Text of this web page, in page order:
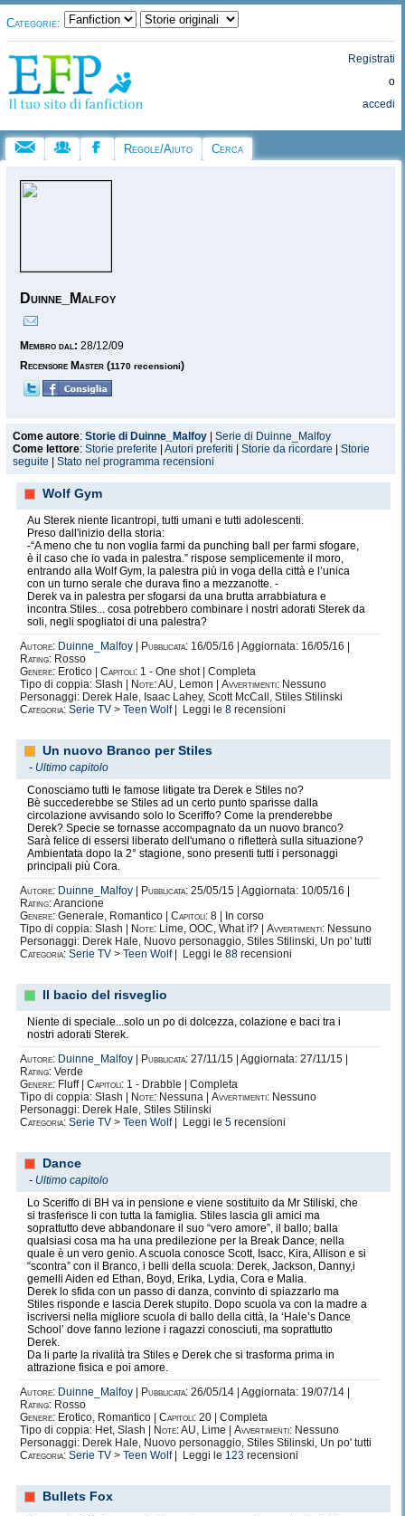
Categorie:
Registrati
o
accedi
Regole/Aiuto Cerca
Duinne_Malfoy
Membro dal: 28/12/09
Recensore Master (1170 recensioni)
Come autore: Storie di Duinne_Malfoy
Serie di Duinne_Malfoy
Come lettore: Storie preferite Autori preferiti Storie da ricordare
Storie
seguite
Stato nel programma recensioni
Wolf Gym
Au Sterek niente licantropi, tutti umani e tutti adolescenti.
Preso dall'inizio della storia:
-“A meno che tu non voglia farmi da punching ball per farmi sfogare,
è il caso che io vada in palestra.” rispose semplicemente il moro,
entrando alla Wolf Gym, la palestra più in voga della città e l’unica
con un turno serale che durava fino a mezzanotte. -
Derek va in palestra per sfogarsi da una brutta arrabbiatura e
incontra Stiles... cosa potrebbero combinare i nostri adorati Sterek da
soli, negli spogliatoi di una palestra?
Autore: Duinne_Malfoy Pubblicata: 16/05/16 | Aggiornata: 16/05/16 |
Rating: Rosso
Genere: Erotico | Capitoli: 1 - One shot | Completa
Tipo di coppia: Slash |
Note:AU, Lemon | Avvertimenti: Nessuno
Personaggi: Derek Hale, Isaac Lahey, Scott McCall, Stiles Stilinski
Categoria: Serie TV > Teen Wolf| Leggi le 8 recensioni
Un nuovo Branco per Stiles
- Ultimo capitolo
Conosciamo tutti le famose litigate tra Derek e Stiles no?
Bè succederebbe se Stiles ad un certo punto sparisse dalla
circolazione avvisando solo lo Sceriffo? Come la prenderebbe
Derek? Specie se tornasse accompagnato da un nuovo branco?
Sarà felice di essersi liberato dell'umano o rifletterà sulla situazione?
Ambientata dopo la 2° stagione, sono presenti tutti i personaggi
principali più Cora.
Autore: Duinne_Malfoy Pubblicata: 25/05/15 | Aggiornata: 10/05/16 |
Rating:Arancione
Genere: Generale, Romantico | Capitoli: 8 | In corso
Tipo di coppia: Slash |
Note: Lime, OOC, What if? | Avvertimenti: Nessuno
Personaggi: Derek Hale, Nuovo personaggio, Stiles Stilinski, Un po' tutti
Categoria: Serie TV > Teen Wolf| Leggi le 88 recensioni
Il bacio del risveglio
Niente di speciale...solo un po di dolcezza, colazione e baci tra i
nostri adorati Sterek.
Autore: Duinne_Malfoy Pubblicata: 27/11/15 | Aggiornata: 27/11/15 |
Rating: Verde
Genere: Fluff | Capitoli: 1 - Drabble | Completa
Tipo di coppia: Slash |
Note: Nessuna | Avvertimenti: Nessuno
Personaggi: Derek Hale, Stiles Stilinski
Categoria: Serie TV > Teen Wolf| Leggi le 5 recensioni
Dance
- Ultimo capitolo
Lo Sceriffo di BH va in pensione e viene sostituito da Mr Stiliski, che
si trasferisce li con tutta la famiglia. Stiles lascia gli amici ma
soprattutto deve abbandonare il suo “vero amore”, il ballo; balla
qualsiasi cosa ma ha una predilezione per la Break Dance, nella
quale è un vero genio. A scuola conosce Scott, Isacc, Kira, Allison e si
“scontra” con il Branco, i belli della scuola: Derek, Jackson, Danny,i
gemelli Aiden ed Ethan, Boyd, Erika, Lydia, Cora e Malia.
Derek lo sfida con un passo di danza, convinto di spiazzarlo ma
Stiles risponde e lascia Derek stupito. Dopo scuola va con la madre a
iscriversi nella migliore scuola di ballo della città, la ‘Hale’s Dance
School’ dove fanno lezione i ragazzi conosciuti, ma soprattutto
Derek.
Da li parte la rivalità tra Stiles e Derek che si trasforma prima in
attrazione fisica e poi amore.
Autore: Duinne_Malfoy Pubblicata: 26/05/14 | Aggiornata: 19/07/14 |
Rating: Rosso
Genere: Erotico, Romantico | Capitoli: 20 | Completa
Tipo di coppia: Het, Slash |
Note:AU, Lime | Avvertimenti: Nessuno
Personaggi: Derek Hale, Nuovo personaggio, Stiles Stilinski, Un po' tutti
Categoria: Serie TV > Teen Wolf| Leggi le 123 recensioni
Bullets Fox